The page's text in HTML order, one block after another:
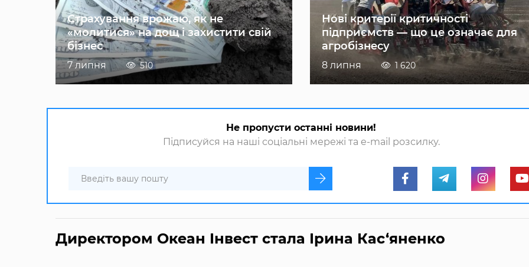
Страхування врожаю, як не
«молитися» на дощ і захистити свій
бізнес
7 липня 510
Нові критерії критичності
підприємств — що це означає для
агробізнесу
8 липня 1 620
Не пропусти останні новини!
Підписуйся на наші соціальні мережі та e-mail розсилку.
Директором Океан Інвест стала Ірина Кас‘яненко